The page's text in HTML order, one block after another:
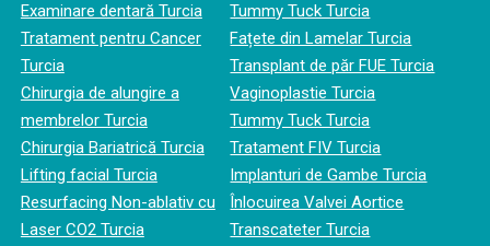
Examinare dentară Turcia
Tratament pentru Cancer
Turcia
Chirurgia de alungire a
membrelor Turcia
Chirurgia Bariatrică Turcia
Lifting facial Turcia
Resurfacing Non-ablativ cu
Laser CO2 Turcia
Tummy Tuck Turcia
Fațete din Lamelar Turcia
Transplant de păr FUE Turcia
Vaginoplastie Turcia
Tummy Tuck Turcia
Tratament FIV Turcia
Implanturi de Gambe Turcia
Înlocuirea Valvei Aortice
Transcateter Turcia